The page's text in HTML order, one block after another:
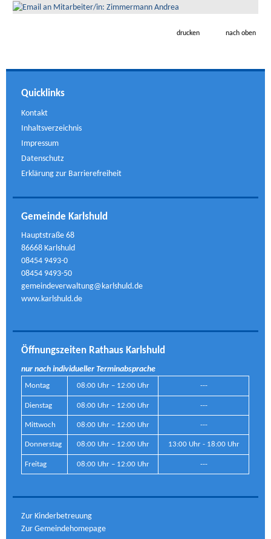
drucken nach oben
Quicklinks
Kontakt
Inhaltsverzeichnis
Impressum
Datenschutz
Erklärung zur Barrierefreiheit
Gemeinde Karlshuld
Hauptstraße 68
86668 Karlshuld
08454 9493-0
08454 9493-50
gemeindeverwaltung@karlshuld.de
www.karlshuld.de
Öffnungszeiten Rathaus Karlshuld
nur nach individueller Terminabsprache
Montag 08:00 Uhr – 12:00 Uhr ---
Dienstag 08:00 Uhr – 12:00 Uhr ---
Mittwoch 08:00 Uhr – 12:00 Uhr ---
Donnerstag 08:00 Uhr – 12:00 Uhr 13:00 Uhr - 18:00 Uhr
Freitag 08:00 Uhr – 12:00 Uhr ---
Zur Kinderbetreuung
Zur Gemeindehomepage